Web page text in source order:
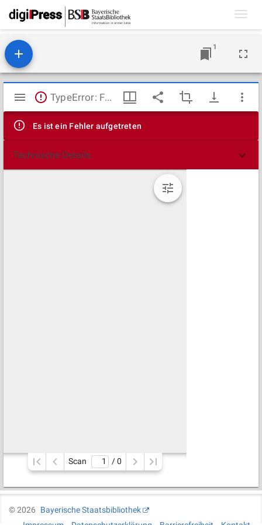
1
Mirador
Viewer
TypeError: Failed to fetch
Es ist ein Fehler aufgetreten
Technische Details
Scan / 0
©2026
Bayerische Staatsbibliothek